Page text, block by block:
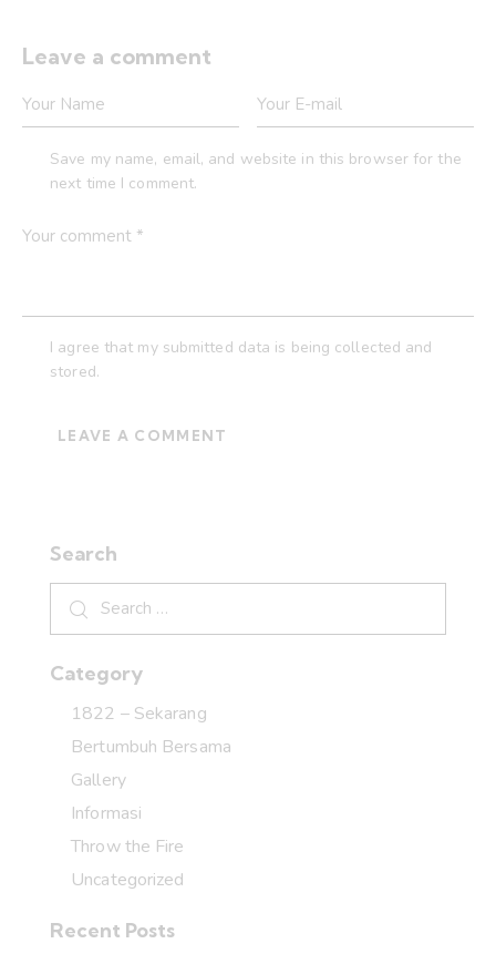
Leave a comment
Save my name, email, and website in this browser for the
next time I comment.
I agree that my submitted data is being collected and
stored.
Search
Category
1822 – Sekarang
Bertumbuh Bersama
Gallery
Informasi
Throw the Fire
Uncategorized
Recent Posts